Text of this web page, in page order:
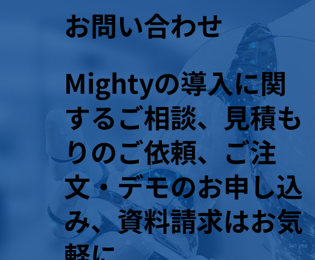
お問い合わせ
Mightyの導入に関
するご相談、見積も
りのご依頼、ご注
文・デモのお申し込
み、資料請求はお気